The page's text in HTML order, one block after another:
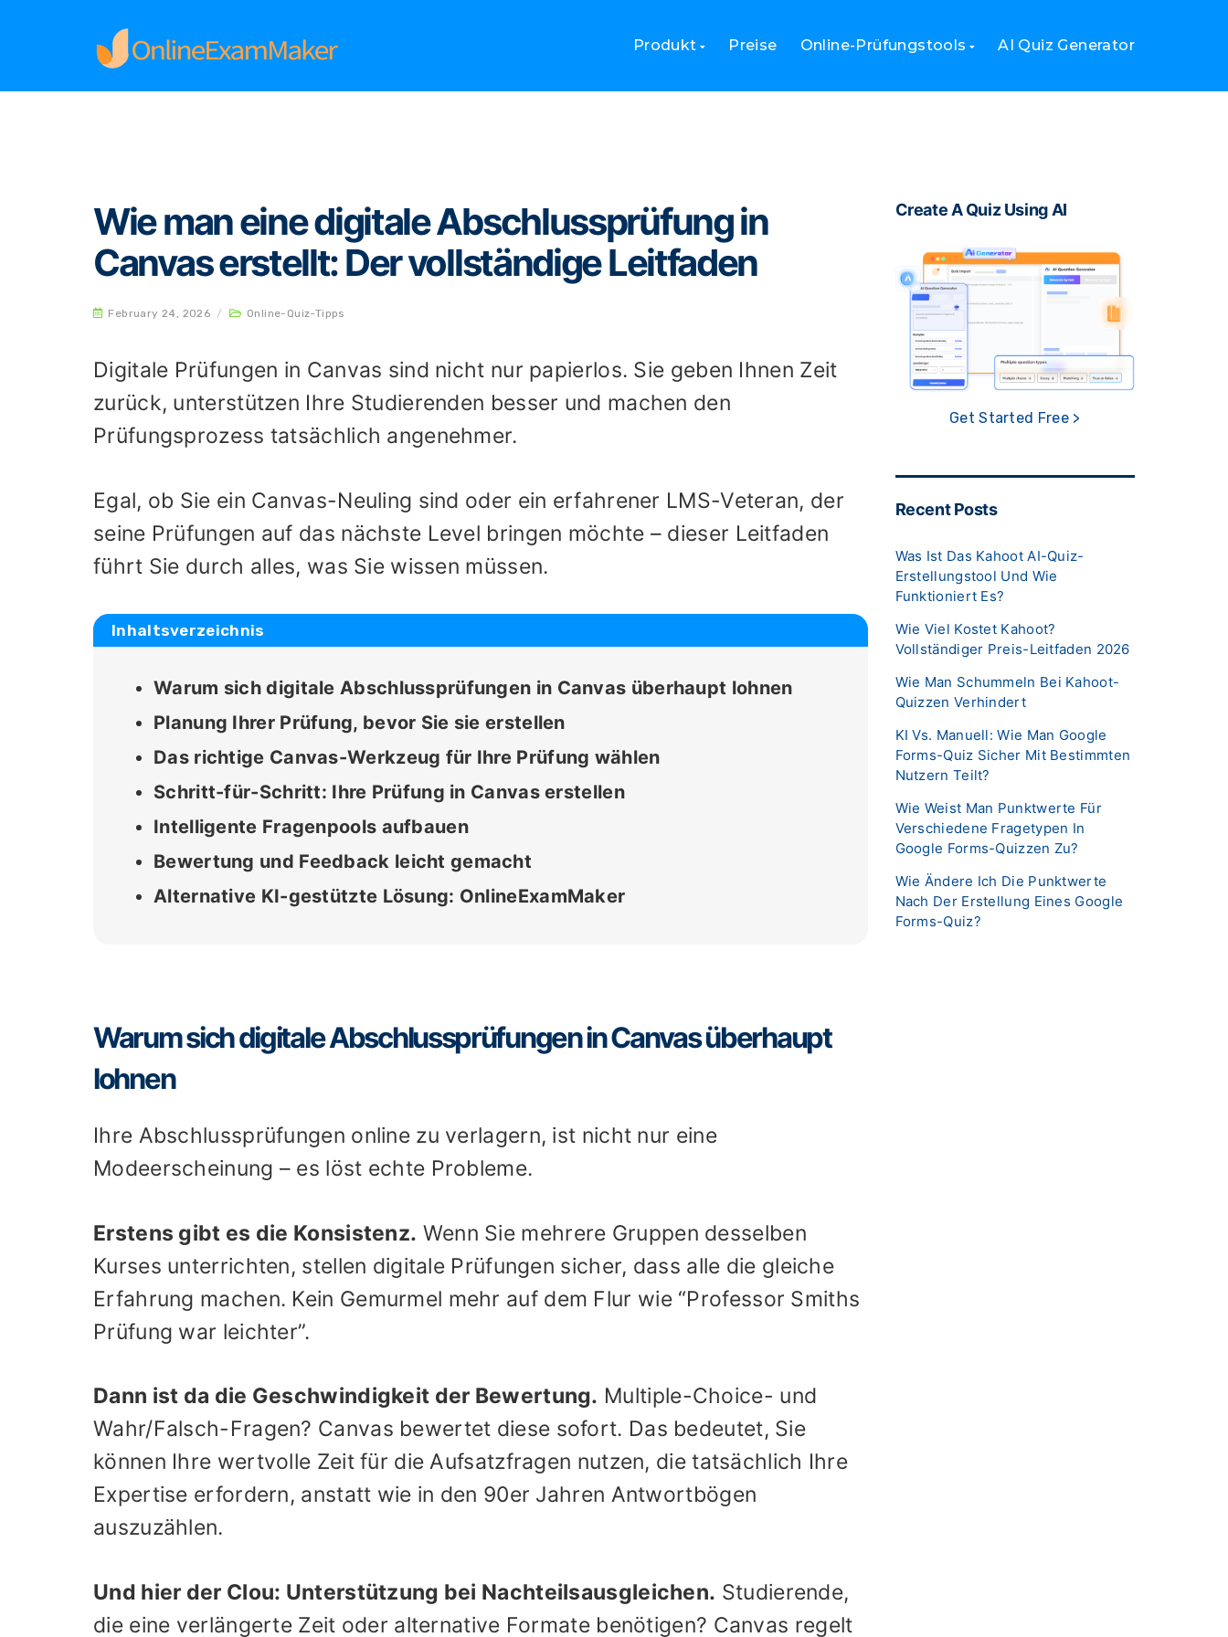
Produkt Preise Online-Prüfungstools AI Quiz Generator
Home
Wie man eine digitale Abschlussprüfung in
Canvas erstellt: Der vollständige Leitfaden
February 24, 2026 / Online-Quiz-Tipps
Digitale Prüfungen in Canvas sind nicht nur papierlos. Sie geben Ihnen Zeit
zurück, unterstützen Ihre Studierenden besser und machen den
Prüfungsprozess tatsächlich angenehmer.
Egal, ob Sie ein Canvas-Neuling sind oder ein erfahrener LMS-Veteran, der
seine Prüfungen auf das nächste Level bringen möchte – dieser Leitfaden
führt Sie durch alles, was Sie wissen müssen.
Inhaltsverzeichnis
Warum sich digitale Abschlussprüfungen in Canvas überhaupt lohnen
Planung Ihrer Prüfung, bevor Sie sie erstellen
Das richtige Canvas-Werkzeug für Ihre Prüfung wählen
Schritt-für-Schritt: Ihre Prüfung in Canvas erstellen
Intelligente Fragenpools aufbauen
Bewertung und Feedback leicht gemacht
Alternative KI-gestützte Lösung: OnlineExamMaker
Warum sich digitale Abschlussprüfungen in Canvas überhaupt
lohnen
Ihre Abschlussprüfungen online zu verlagern, ist nicht nur eine
Modeerscheinung – es löst echte Probleme.
Erstens gibt es die Konsistenz. Wenn Sie mehrere Gruppen desselben
Kurses unterrichten, stellen digitale Prüfungen sicher, dass alle die gleiche
Erfahrung machen. Kein Gemurmel mehr auf dem Flur wie “Professor Smiths
Prüfung war leichter”.
Dann ist da die Geschwindigkeit der Bewertung. Multiple-Choice- und
Wahr/Falsch-Fragen? Canvas bewertet diese sofort. Das bedeutet, Sie
können Ihre wertvolle Zeit für die Aufsatzfragen nutzen, die tatsächlich Ihre
Expertise erfordern, anstatt wie in den 90er Jahren Antwortbögen
auszuzählen.
Und hier der Clou: Unterstützung bei Nachteilsausgleichen. Studierende,
die eine verlängerte Zeit oder alternative Formate benötigen? Canvas regelt
Create A Quiz Using AI
Get Started Free >
Recent Posts
Was Ist Das Kahoot AI-Quiz-
Erstellungstool Und Wie
Funktioniert Es?
Wie Viel Kostet Kahoot?
Vollständiger Preis-Leitfaden 2026
Wie Man Schummeln Bei Kahoot-
Quizzen Verhindert
KI Vs. Manuell: Wie Man Google
Forms-Quiz Sicher Mit Bestimmten
Nutzern Teilt?
Wie Weist Man Punktwerte Für
Verschiedene Fragetypen In
Google Forms-Quizzen Zu?
Wie Ändere Ich Die Punktwerte
Nach Der Erstellung Eines Google
Forms-Quiz?